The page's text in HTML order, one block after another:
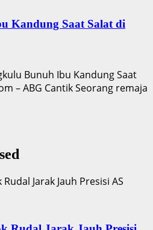
Kandung Saat Salat di
Bunuh Ibu Kandung Saat
– ABG Cantik Seorang remaja